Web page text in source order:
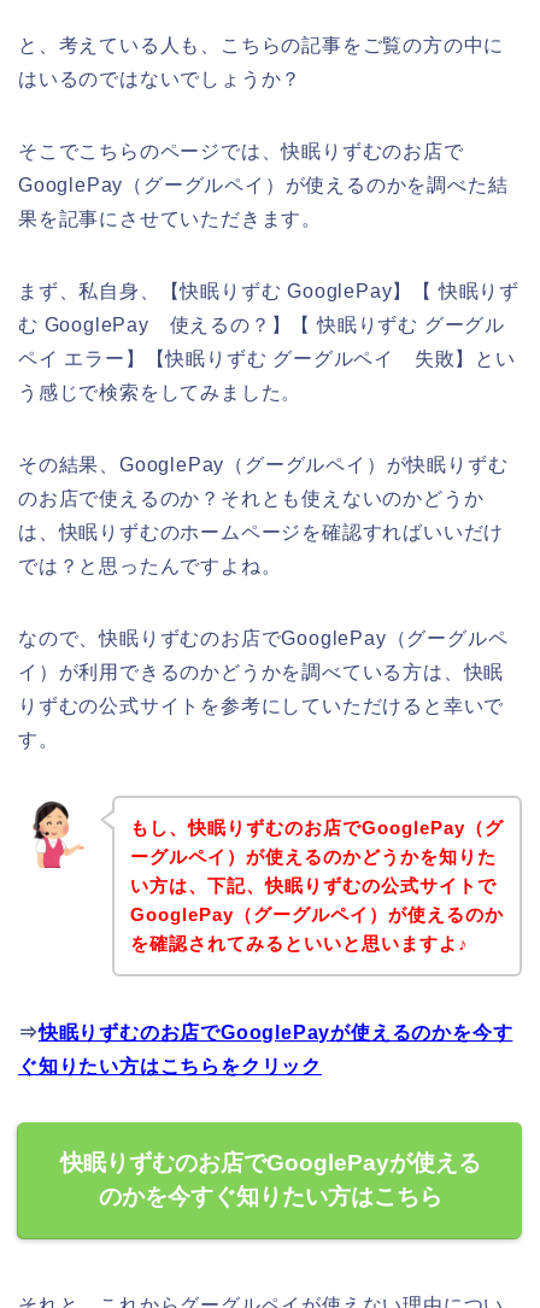
と、考えている人も、こちらの記事をご覧の方の中に
はいるのではないでしょうか？
そこでこちらのページでは、快眠りずむのお店で
GooglePay（グーグルペイ）が使えるのかを調べた結
果を記事にさせていただきます。
まず、私自身、【快眠りずむ GooglePay】【 快眠りず
む GooglePay 使えるの？】【 快眠りずむ グーグル
ペイ エラー】【快眠りずむ グーグルペイ 失敗】とい
う感じで検索をしてみました。
その結果、GooglePay（グーグルペイ）が快眠りずむ
のお店で使えるのか？それとも使えないのかどうか
は、快眠りずむのホームページを確認すればいいだけ
では？と思ったんですよね。
なので、快眠りずむのお店でGooglePay（グーグルペ
イ）が利用できるのかどうかを調べている方は、快眠
りずむの公式サイトを参考にしていただけると幸いで
す。
もし、快眠りずむのお店でGooglePay（グ
ーグルペイ）が使えるのかどうかを知りた
い方は、下記、快眠りずむの公式サイトで
GooglePay（グーグルペイ）が使えるのか
を確認されてみるといいと思いますよ♪
⇒快眠りずむのお店でGooglePayが使えるのかを今す
ぐ知りたい方はこちらをクリック
快眠りずむのお店でGooglePayが使える
のかを今すぐ知りたい方はこちら